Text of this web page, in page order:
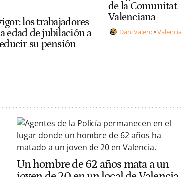
los trabajadores
edad de jubilación a
su pensión
de la Comunitat
Valenciana
Dani Valero Valencia
Un hombre de 62 años mata a un